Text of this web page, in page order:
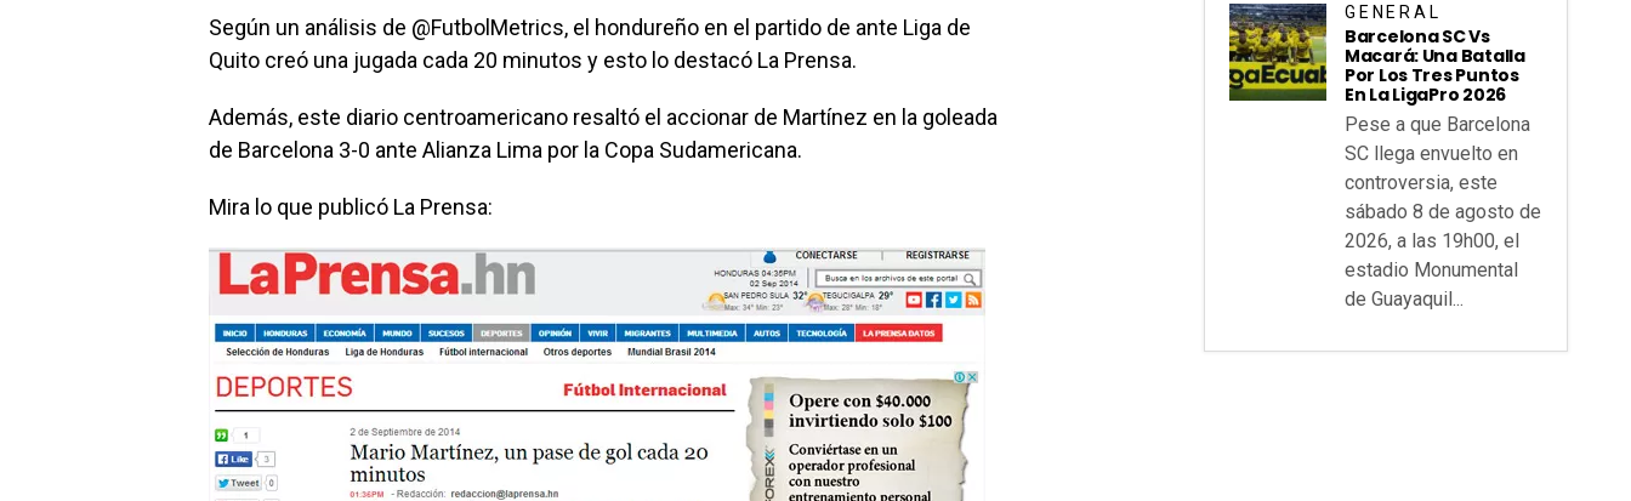
Según un análisis de @FutbolMetrics, el hondureño en el partido de ante Liga de
Quito creó una jugada cada 20 minutos y esto lo destacó La Prensa.
Además, este diario centroamericano resaltó el accionar de Martínez en la goleada
de Barcelona 3-0 ante Alianza Lima por la Copa Sudamericana.
Mira lo que publicó La Prensa:
GENERAL
Barcelona SC Vs
Macará: Una Batalla
Por Los Tres Puntos
En La LigaPro 2026
Pese a que Barcelona
SC llega envuelto en
controversia, este
sábado 8 de agosto de
2026, a las 19h00, el
estadio Monumental
de Guayaquil...